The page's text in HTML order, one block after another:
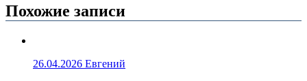
Похожие записи
26.04.2026 Евгений